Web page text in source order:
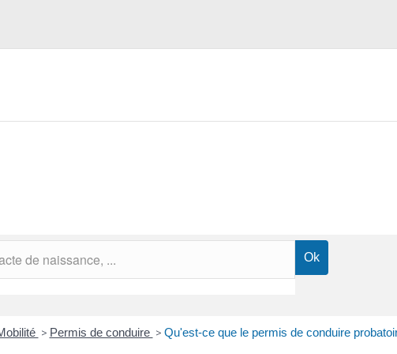
> Permis de conduire > Qu'est-ce que le permis de conduire